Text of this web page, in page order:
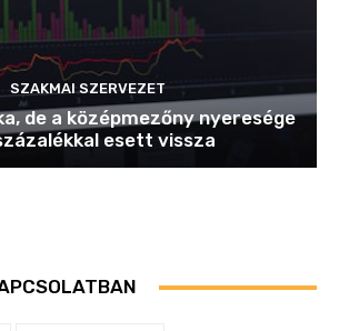
SZAKMAI SZERVEZET
de a középmezőny nyeresége
esett vissza